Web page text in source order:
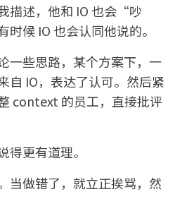
描述，他和 IO 也会“吵
候 IO 也会认同他说的。
一些思路，某个方案下，一
IO，表达了认可。然后紧
context 的员工，直接批评
得更有道理。
当做错了，就立正挨骂，然